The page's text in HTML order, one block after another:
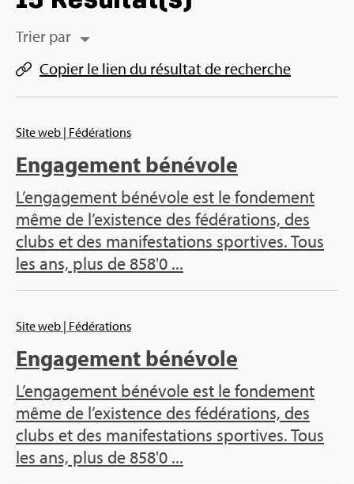
Trier par
Copier le lien du résul­tat de recherche
Site web | Fédérations
Engagement bénévole
L’engagement bénévole est le fondement
même de l’existence des fédérations, des
clubs et des manifestations sportives. Tous
les ans, plus de 858'0 ...
Site web | Fédérations
Engagement bénévole
L’engagement bénévole est le fondement
même de l’existence des fédérations, des
clubs et des manifestations sportives. Tous
les ans, plus de 858'0 ...